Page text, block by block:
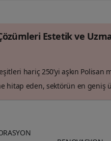
Estetik ve
hariç 250’yi aşkın
hitap eden, sektörün en geniş